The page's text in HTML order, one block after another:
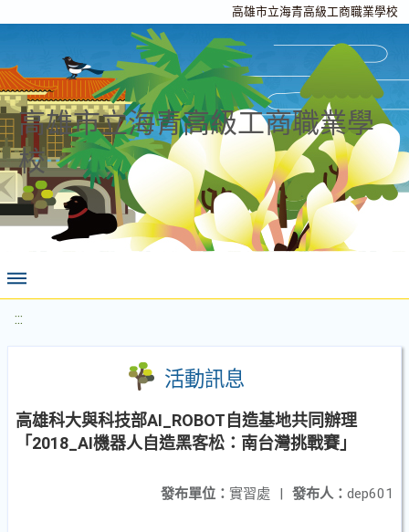
高雄市立海青高級工商職業學校
高雄市立海青高級工商職業學
校
:::
活動訊息
高雄科大與科技部AI_ROBOT自造基地共同辦理
「2018_AI機器人自造黑客松：南台灣挑戰賽」
發布人： dep601
發布單位： 實習處 |